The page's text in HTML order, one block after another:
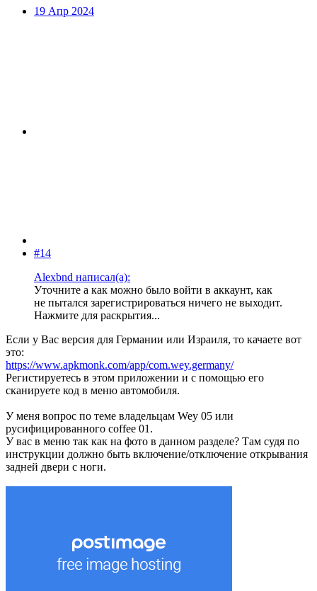
19 Апр 2024
#14
Alexbnd написал(а):
Уточните а как можно было войти в аккаунт, как
не пытался зарегистрироваться ничего не выходит.
Нажмите для раскрытия...
Если у Вас версия для Германии или Израиля, то качаете вот
это:
https://www.apkmonk.com/app/com.wey.germany/
Регистируетесь в этом приложении и с помощью его
сканируете код в меню автомобиля.
У меня вопрос по теме владельцам Wey 05 или
русифицированного coffee 01.
У вас в меню так как на фото в данном разделе? Там судя по
инструкции должно быть включение/отключение открывания
задней двери с ноги.